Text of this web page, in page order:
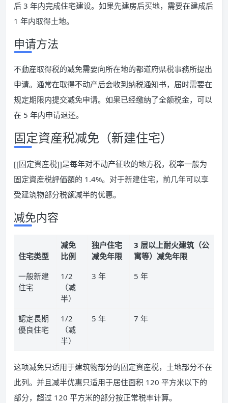
后 3 年内完成住宅建设。如果先建房后买地，需要在建成后
1 年内取得土地。
申请方法
不動産取得税的减免需要向所在地的都道府県税事務所提出
申请。通常在取得不动产后会收到纳税通知书，届时需要在
规定期限内提交减免申请。如果已经缴纳了全额税金，可以
在 5 年内申请退还。
固定資産税减免（新建住宅）
[[固定資産税]]是每年对不动产征收的地方税，税率一般为
固定資産税評価額的 1.4%。对于新建住宅，前几年可以享
受建筑物部分税额减半的优惠。
减免内容
住宅类型
减免
比例
独户住宅
减免年限
3 层以上耐火建筑（公
寓等）减免年限
一般新建
住宅
1/2
（减
半）
3 年 5 年
認定長期
優良住宅
1/2
（减
半）
5 年 7 年
这项减免只适用于建筑物部分的固定資産税，土地部分不在
此列。并且减半优惠只适用于居住面积 120 平方米以下的
部分，超过 120 平方米的部分按正常税率计算。